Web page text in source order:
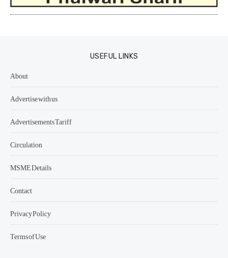
USEFUL LINKS
About
Advertise with us
Advertisements Tariff
Circulation
MSME Details
Contact
Privacy Policy
Terms of Use